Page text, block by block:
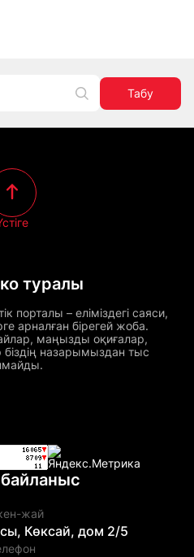
Табу
туралы
порталы – еліміздегі саяси,
арналған бірегей жоба.
маңызды оқиғалар,
біздің назарымыздан тыс
байланыс
жай
Көксай, дом 2/5